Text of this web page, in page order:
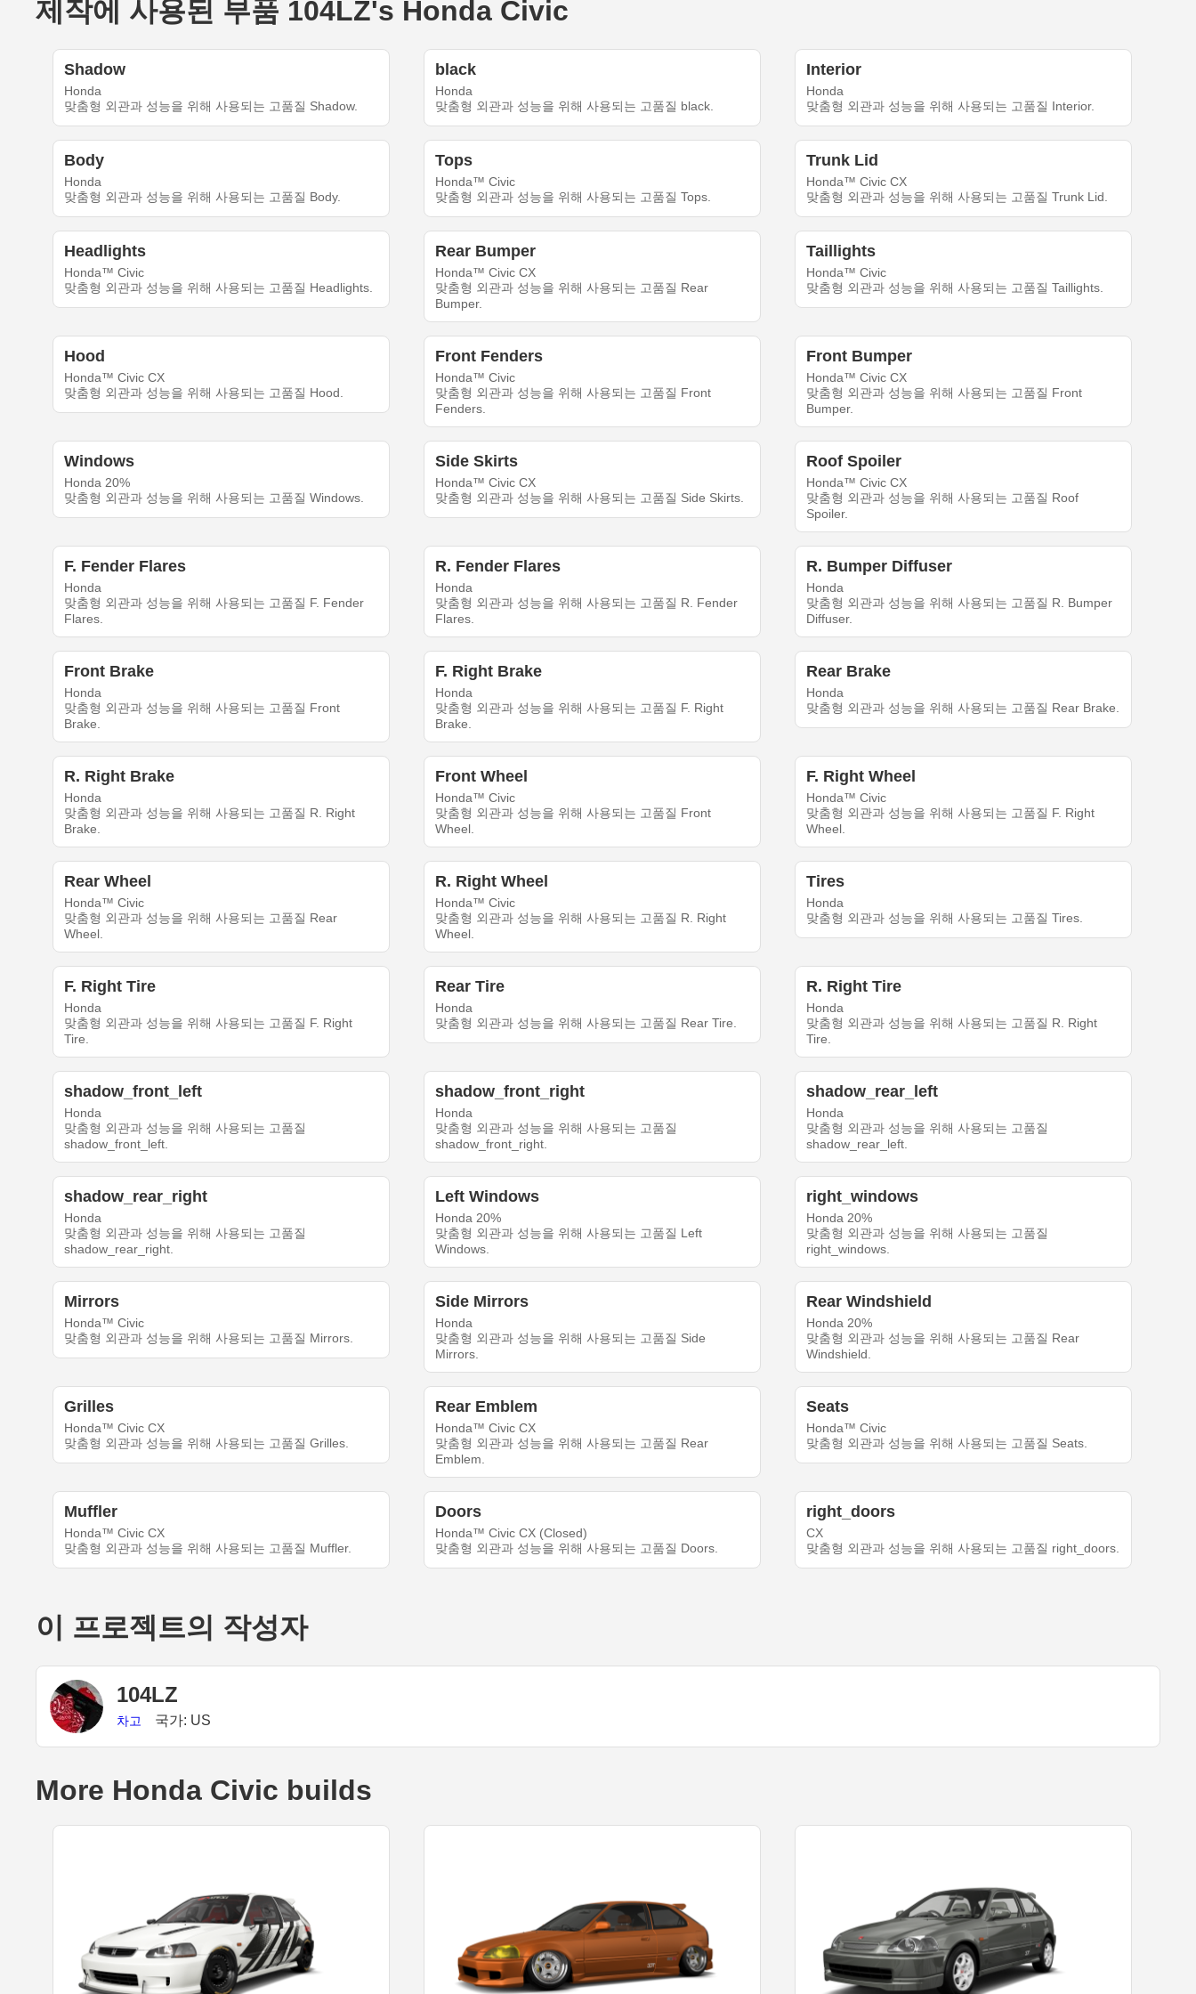
제작에 사용된 부품 104LZ's Honda Civic
Shadow
Honda
맞춤형 외관과 성능을 위해 사용되는 고품질 Shadow.
black
Honda
맞춤형 외관과 성능을 위해 사용되는 고품질 black.
Interior
Honda
맞춤형 외관과 성능을 위해 사용되는 고품질 Interior.
Body
Honda
맞춤형 외관과 성능을 위해 사용되는 고품질 Body.
Tops
Honda™ Civic
맞춤형 외관과 성능을 위해 사용되는 고품질 Tops.
Trunk Lid
Honda™ Civic CX
맞춤형 외관과 성능을 위해 사용되는 고품질 Trunk Lid.
Headlights
Honda™ Civic
맞춤형 외관과 성능을 위해 사용되는 고품질 Headlights.
Rear Bumper
Honda™ Civic CX
맞춤형 외관과 성능을 위해 사용되는 고품질 Rear
Bumper.
Taillights
Honda™ Civic
맞춤형 외관과 성능을 위해 사용되는 고품질 Taillights.
Hood
Honda™ Civic CX
맞춤형 외관과 성능을 위해 사용되는 고품질 Hood.
Front Fenders
Honda™ Civic
맞춤형 외관과 성능을 위해 사용되는 고품질 Front
Fenders.
Front Bumper
Honda™ Civic CX
맞춤형 외관과 성능을 위해 사용되는 고품질 Front
Bumper.
Windows
Honda 20%
맞춤형 외관과 성능을 위해 사용되는 고품질 Windows.
Side Skirts
Honda™ Civic CX
맞춤형 외관과 성능을 위해 사용되는 고품질 Side Skirts.
Roof Spoiler
Honda™ Civic CX
맞춤형 외관과 성능을 위해 사용되는 고품질 Roof
Spoiler.
F. Fender Flares
Honda
맞춤형 외관과 성능을 위해 사용되는 고품질 F. Fender
Flares.
R. Fender Flares
Honda
맞춤형 외관과 성능을 위해 사용되는 고품질 R. Fender
Flares.
R. Bumper Diffuser
Honda
맞춤형 외관과 성능을 위해 사용되는 고품질 R. Bumper
Diffuser.
Front Brake
Honda
맞춤형 외관과 성능을 위해 사용되는 고품질 Front
Brake.
F. Right Brake
Honda
맞춤형 외관과 성능을 위해 사용되는 고품질 F. Right
Brake.
Rear Brake
Honda
맞춤형 외관과 성능을 위해 사용되는 고품질 Rear Brake.
R. Right Brake
Honda
맞춤형 외관과 성능을 위해 사용되는 고품질 R. Right
Brake.
Front Wheel
Honda™ Civic
맞춤형 외관과 성능을 위해 사용되는 고품질 Front
Wheel.
F. Right Wheel
Honda™ Civic
맞춤형 외관과 성능을 위해 사용되는 고품질 F. Right
Wheel.
Rear Wheel
Honda™ Civic
맞춤형 외관과 성능을 위해 사용되는 고품질 Rear
Wheel.
R. Right Wheel
Honda™ Civic
맞춤형 외관과 성능을 위해 사용되는 고품질 R. Right
Wheel.
Tires
Honda
맞춤형 외관과 성능을 위해 사용되는 고품질 Tires.
F. Right Tire
Honda
맞춤형 외관과 성능을 위해 사용되는 고품질 F. Right
Tire.
Rear Tire
Honda
맞춤형 외관과 성능을 위해 사용되는 고품질 Rear Tire.
R. Right Tire
Honda
맞춤형 외관과 성능을 위해 사용되는 고품질 R. Right
Tire.
shadow_front_left
Honda
맞춤형 외관과 성능을 위해 사용되는 고품질
shadow_front_left.
shadow_front_right
Honda
맞춤형 외관과 성능을 위해 사용되는 고품질
shadow_front_right.
shadow_rear_left
Honda
맞춤형 외관과 성능을 위해 사용되는 고품질
shadow_rear_left.
shadow_rear_right
Honda
맞춤형 외관과 성능을 위해 사용되는 고품질
shadow_rear_right.
Left Windows
Honda 20%
맞춤형 외관과 성능을 위해 사용되는 고품질 Left
Windows.
right_windows
Honda 20%
맞춤형 외관과 성능을 위해 사용되는 고품질
right_windows.
Mirrors
Honda™ Civic
맞춤형 외관과 성능을 위해 사용되는 고품질 Mirrors.
Side Mirrors
Honda
맞춤형 외관과 성능을 위해 사용되는 고품질 Side
Mirrors.
Rear Windshield
Honda 20%
맞춤형 외관과 성능을 위해 사용되는 고품질 Rear
Windshield.
Grilles
Honda™ Civic CX
맞춤형 외관과 성능을 위해 사용되는 고품질 Grilles.
Rear Emblem
Honda™ Civic CX
맞춤형 외관과 성능을 위해 사용되는 고품질 Rear
Emblem.
Seats
Honda™ Civic
맞춤형 외관과 성능을 위해 사용되는 고품질 Seats.
Muffler
Honda™ Civic CX
맞춤형 외관과 성능을 위해 사용되는 고품질 Muffler.
Doors
Honda™ Civic CX (Closed)
맞춤형 외관과 성능을 위해 사용되는 고품질 Doors.
right_doors
CX
맞춤형 외관과 성능을 위해 사용되는 고품질 right_doors.
이 프로젝트의 작성자
104LZ
차고 국가: US
More Honda Civic builds